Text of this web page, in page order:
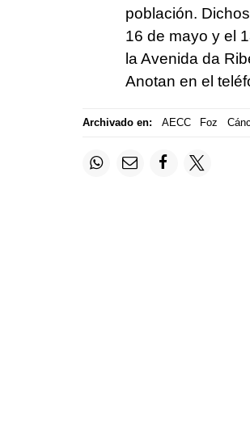
población.
16 de mayo y el
la Avenida da
Anotan en el
Archivado en: AECC Foz